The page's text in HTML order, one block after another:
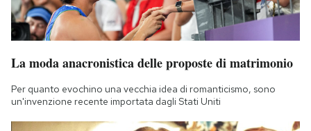
La moda anacronistica delle proposte di matrimonio
Per quanto evochino una vecchia idea di romanticismo, sono
un'invenzione recente importata dagli Stati Uniti